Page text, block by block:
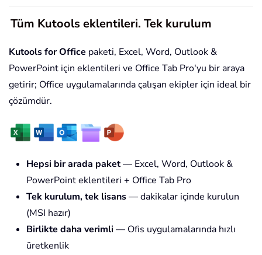
Tüm Kutools eklentileri. Tek kurulum
Kutools for Office paketi, Excel, Word, Outlook &
PowerPoint için eklentileri ve Office Tab Pro'yu bir araya
getirir; Office uygulamalarında çalışan ekipler için ideal bir
çözümdür.
Hepsi bir arada paket— Excel, Word, Outlook &
PowerPoint eklentileri + Office Tab Pro
Tek kurulum, tek lisans— dakikalar içinde kurulun
(MSI hazır)
Birlikte daha verimli — Ofis uygulamalarında hızlı
üretkenlik